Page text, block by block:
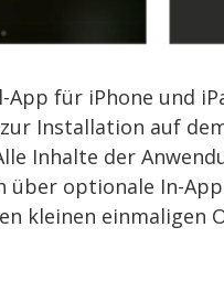
App für iPhone und
Installation auf
Inhalte der
optionale In-
kleinen einmaligen